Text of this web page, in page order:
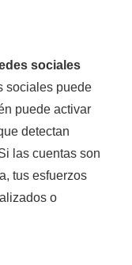
sociales
sociales puede
puede activar
detectan
las cuentas son
tus esfuerzos
o